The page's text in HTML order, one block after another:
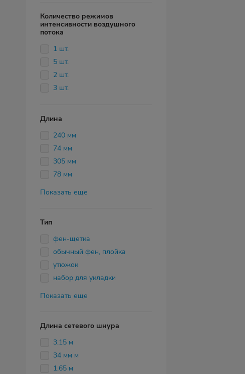
Количество режимов
интенсивности воздушного
потока
1 шт.
5 шт.
2 шт.
3 шт.
Длина
240 мм
74 мм
305 мм
78 мм
Показать еще
Тип
фен-щетка
обычный фен, плойка
утюжок
набор для укладки
Показать еще
Длина сетевого шнура
3.15 м
34 мм м
1.65 м